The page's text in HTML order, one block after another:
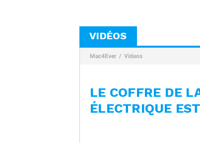
VIDÉOS
Mac4Ever Videos
LE COFFRE DE
ÉLECTRIQUE